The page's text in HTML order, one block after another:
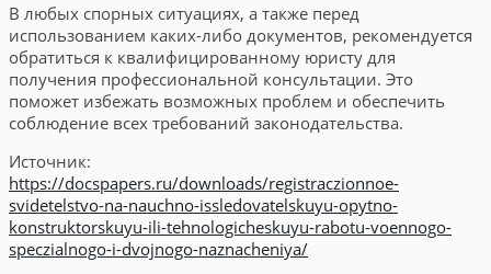
В любых спорных ситуациях, а также перед
использованием каких-либо документов, рекомендуется
обратиться к квалифицированному юристу для
получения профессиональной консультации. Это
поможет избежать возможных проблем и обеспечить
соблюдение всех требований законодательства.
Источник:
https://docspapers.ru/downloads/registraczionnoe-
svidetelstvo-na-nauchno-issledovatelskuyu-opytno-
konstruktorskuyu-ili-tehnologicheskuyu-rabotu-voennogo-
speczialnogo-i-dvojnogo-naznacheniya/